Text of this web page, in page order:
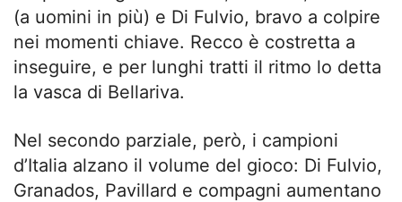
(a uomini in più) e Di Fulvio, bravo a colpire
nei momenti chiave. Recco è costretta a
inseguire, e per lunghi tratti il ritmo lo detta
la vasca di Bellariva.
Nel secondo parziale, però, i campioni
d’Italia alzano il volume del gioco: Di Fulvio,
Granados, Pavillard e compagni aumentano